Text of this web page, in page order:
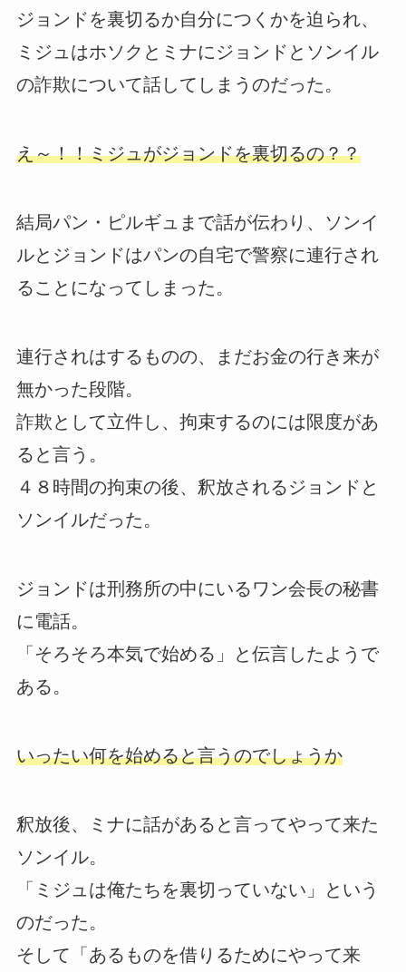
ジョンドを裏切るか自分につくかを迫られ、
ミジュはホソクとミナにジョンドとソンイル
の詐欺について話してしまうのだった。
え～！！ミジュがジョンドを裏切るの？？
結局パン・ピルギュまで話が伝わり、ソンイ
ルとジョンドはパンの自宅で警察に連行され
ることになってしまった。
連行されはするものの、まだお金の行き来が
無かった段階。
詐欺として立件し、拘束するのには限度があ
ると言う。
４８時間の拘束の後、釈放されるジョンドと
ソンイルだった。
ジョンドは刑務所の中にいるワン会長の秘書
に電話。
「そろそろ本気で始める」と伝言したようで
ある。
いったい何を始めると言うのでしょうか
釈放後、ミナに話があると言ってやって来た
ソンイル。
「ミジュは俺たちを裏切っていない」という
のだった。
そして「あるものを借りるためにやって来